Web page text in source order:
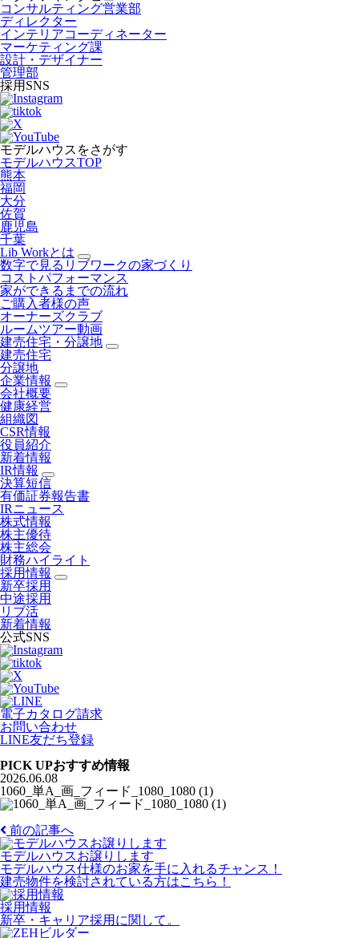
コンサルティング営業部
ディレクター
インテリアコーディネーター
マーケティング課
設計・デザイナー
管理部
採用SNS
モデルハウスをさがす
モデルハウスTOP
熊本
福岡
大分
佐賀
鹿児島
千葉
Lib Workとは
数字で見るリブワークの家づくり
コストパフォーマンス
家ができるまでの流れ
ご購入者様の声
オーナーズクラブ
ルームツアー動画
建売住宅・分譲地
建売住宅
分譲地
企業情報
会社概要
健康経営
組織図
CSR情報
役員紹介
新着情報
IR情報
決算短信
有価証券報告書
IRニュース
株式情報
株主優待
株主総会
財務ハイライト
採用情報
新卒採用
中途採用
リブ活
新着情報
公式SNS
電子カタログ請求
お問い合わせ
LINE友だち登録
PICK UPおすすめ情報
2026.06.08
1060_単A_画_フィード_1080_1080 (1)
前の記事へ
モデルハウスお譲りします
モデルハウス仕様のお家を手に入れるチャンス！
建売物件を検討されている方はこちら！
採用情報
新卒・キャリア採用に関して。